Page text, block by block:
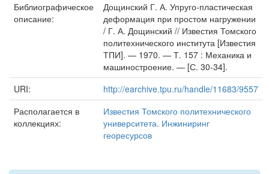
Библиографическое
описание:
Дощинский Г. А. Упруго-пластическая
деформация при простом нагружении
/ Г. А. Дощинский // Известия Томского
политехнического института [Известия
ТПИ]. — 1970. — Т. 157 : Механика и
машиностроение. — [С. 30-34].
URI:
http://earchive.tpu.ru/handle/11683/9557
Располагается в
коллекциях:
Известия Томского политехнического
университета. Инжиниринг
георесурсов